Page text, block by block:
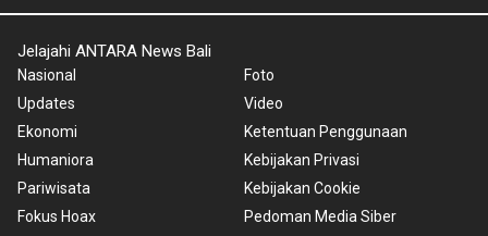
Jelajahi ANTARA News Bali
Nasional
Updates
Ekonomi
Humaniora
Pariwisata
Fokus Hoax
Foto
Video
Ketentuan Penggunaan
Kebijakan Privasi
Kebijakan Cookie
Pedoman Media Siber